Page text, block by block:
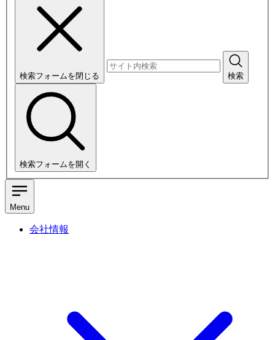
検索フォームを閉じる 検索
検索フォームを開く
Menu
会社情報